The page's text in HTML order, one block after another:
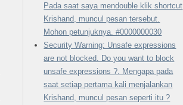
Pada saat saya mendouble klik shortcut
Krishand, muncul pesan tersebut.
Mohon petunjuknya. #0000000030
Security Warning: Unsafe expressions
are not blocked. Do you want to block
unsafe expressions ?. Mengapa pada
saat setiap pertama kali menjalankan
Krishand, muncul pesan seperti itu ?